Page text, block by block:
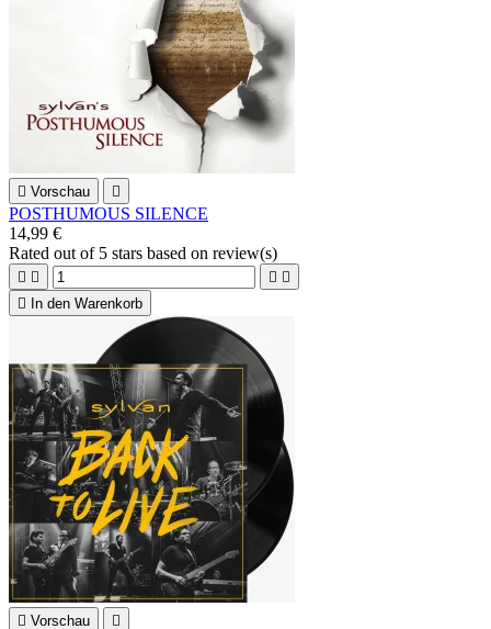
 Vorschau 
POSTHUMOUS SILENCE
14,99 €
Rated out of 5 stars based on review(s)
   

In den Warenkorb
 Vorschau 